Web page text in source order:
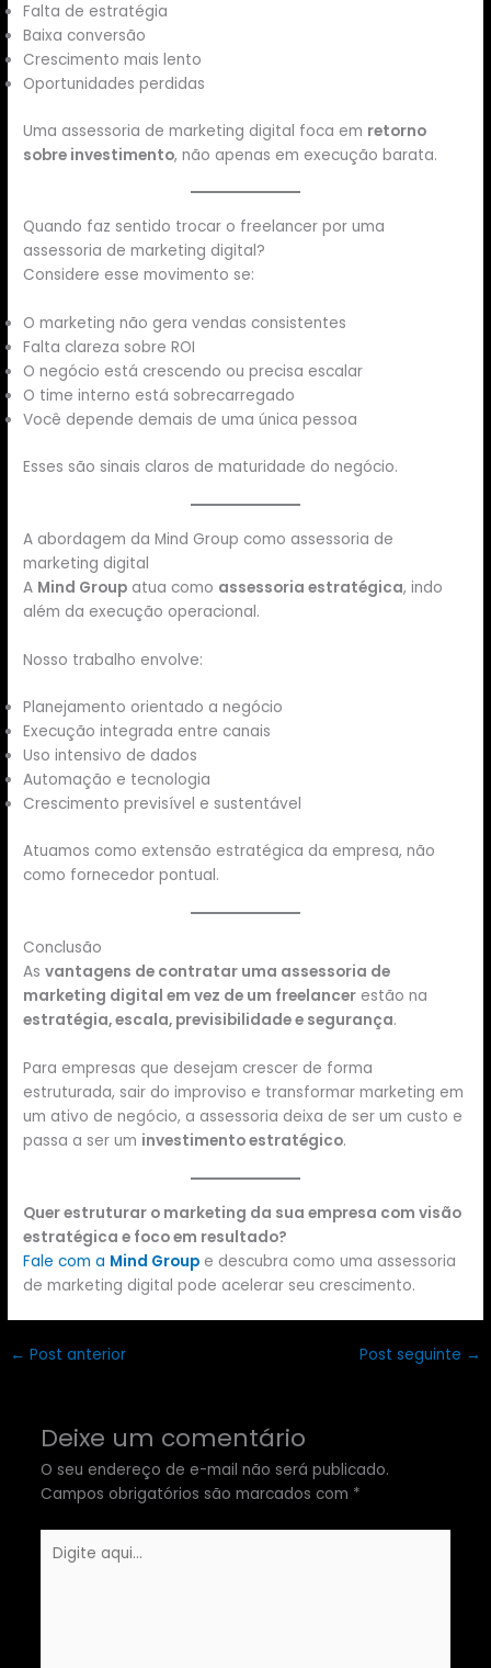
Falta de estratégia
Baixa conversão
Crescimento mais lento
Oportunidades perdidas
Uma assessoria de marketing digital foca em retorno
sobre investimento, não apenas em execução barata.
Quando faz sentido trocar o freelancer por uma
assessoria de marketing digital?
Considere esse movimento se:
O marketing não gera vendas consistentes
Falta clareza sobre ROI
O negócio está crescendo ou precisa escalar
O time interno está sobrecarregado
Você depende demais de uma única pessoa
Esses são sinais claros de maturidade do negócio.
A abordagem da Mind Group como assessoria de
marketing digital
A Mind Group atua como assessoria estratégica, indo
além da execução operacional.
Nosso trabalho envolve:
Planejamento orientado a negócio
Execução integrada entre canais
Uso intensivo de dados
Automação e tecnologia
Crescimento previsível e sustentável
Atuamos como extensão estratégica da empresa, não
como fornecedor pontual.
Conclusão
Asvantagens de contratar uma assessoria de
marketing digital em vez de um freelancer estão na
estratégia, escala, previsibilidade e segurança.
Para empresas que desejam crescer de forma
estruturada, sair do improviso e transformar marketing em
um ativo de negócio, a assessoria deixa de ser um custo e
passa a ser um investimento estratégico.
Quer estruturar o marketing da sua empresa com visão
estratégica e foco em resultado?
Fale com a Mind Group e descubra como uma assessoria
de marketing digital pode acelerar seu crescimento.
← Post anterior Post seguinte →
Deixe um comentário
O seu endereço de e-mail não será publicado.
Campos obrigatórios são marcados com *
aqui...